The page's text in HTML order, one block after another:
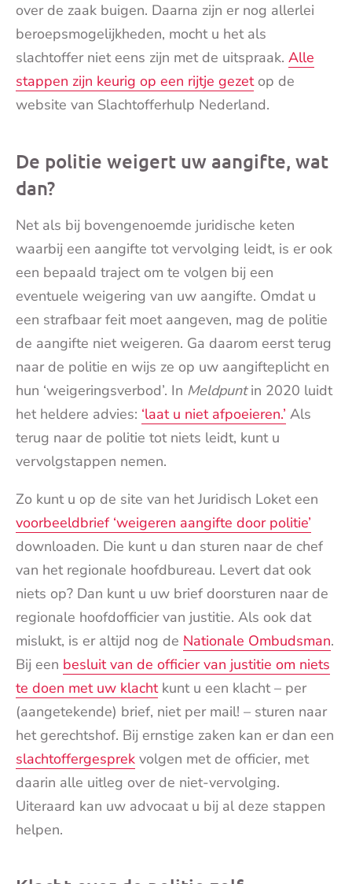
over de zaak buigen. Daarna zijn er nog allerlei
beroepsmogelijkheden, mocht u het als
slachtoffer niet eens zijn met de uitspraak. Alle
stappen zijn keurig op een rijtje gezetop de
website van Slachtofferhulp Nederland.
De politie weigert uw aangifte, wat
dan?
Net als bij bovengenoemde juridische keten
waarbij een aangifte tot vervolging leidt, is er ook
een bepaald traject om te volgen bij een
eventuele weigering van uw aangifte. Omdat u
een strafbaar feit moet aangeven, mag de politie
de aangifte niet weigeren. Ga daarom eerst terug
naar de politie en wijs ze op uw aangifteplicht en
hun ‘weigeringsverbod’. In Meldpuntin 2020 luidt
het heldere advies: ‘laat u niet afpoeieren.’ Als
terug naar de politie tot niets leidt, kunt u
vervolgstappen nemen.
Zo kunt u op de site van het Juridisch Loket een
voorbeeldbrief ‘weigeren aangifte door politie’
downloaden. Die kunt u dan sturen naar de chef
van het regionale hoofdbureau. Levert dat ook
niets op? Dan kunt u uw brief doorsturen naar de
regionale hoofdofficier van justitie. Als ook dat
mislukt, is er altijd nog de Nationale Ombudsman.
Bij een besluit van de officier van justitie om niets
te doen met uw klachtkunt u een klacht – per
(aangetekende) brief, niet per mail! – sturen naar
het gerechtshof. Bij ernstige zaken kan er dan een
slachtoffergesprek volgen met de officier, met
daarin alle uitleg over de niet-vervolging.
Uiteraard kan uw advocaat u bij al deze stappen
helpen.